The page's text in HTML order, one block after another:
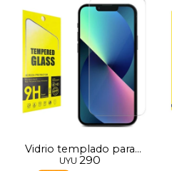
Vidrio templado para
Iphone 17 Pro Max
UYU 290